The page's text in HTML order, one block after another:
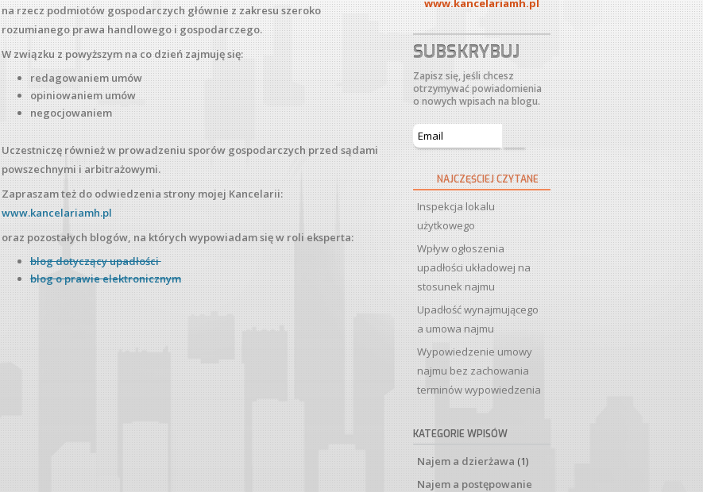
www.kancelariamh.pl
SUBSKRYBUJ
Zapisz się, jeśli chcesz
otrzymywać powiadomienia
o nowych wpisach na blogu.
NAJCZĘŚCIEJ CZYTANE
Inspekcja lokalu
użytkowego
Wpływ ogłoszenia
upadłości układowej na
stosunek najmu
Upadłość wynajmującego
a umowa najmu
Wypowiedzenie umowy
najmu bez zachowania
terminów wypowiedzenia
KATEGORIE WPISÓW
Najem a dzierżawa (1)
Najem a postępowanie
na rzecz podmiotów gospodarczych głównie z zakresu szeroko
rozumianego prawa handlowego i gospodarczego.
W związku z powyższym na co dzień zajmuję się:
redagowaniem umów
opiniowaniem umów
negocjowaniem
Uczestniczę również w prowadzeniu sporów gospodarczych przed sądami
powszechnymi i arbitrażowymi.
Zapraszam też do odwiedzenia strony mojej Kancelarii:
www​.kancelariamh​.pl
oraz pozostałych blogów, na których wypowiadam się w roli eksperta:
blog dotyczący upadłości
blog o prawie elektronicznym